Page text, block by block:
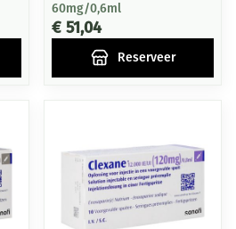
60mg/0,6ml
€ 51,04
Reserveer